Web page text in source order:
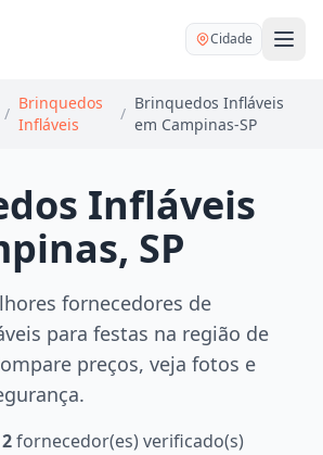
Cidade
personalizada
/
Brinquedos
Infláveis
/
Brinquedos Infláveis
em Campinas-SP
Infláveis
SP
fornecedores de
para festas na região de
preços, veja fotos e
2fornecedor(es) verificado(s)